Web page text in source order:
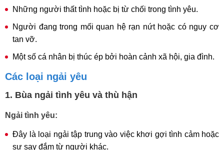
Những người thất tình hoặc bị từ chối trong tình yêu.
Người đang trong mối quan hệ rạn nứt hoặc có nguy cơ
tan vỡ.
Một số cá nhân bị thúc ép bởi hoàn cảnh xã hội, gia đình.
Các loại ngải yêu
1. Bùa ngải tình yêu và thù hận
Ngải tình yêu:
Đây là loại ngải tập trung vào việc khơi gợi tình cảm hoặc
sự say đắm từ người khác.